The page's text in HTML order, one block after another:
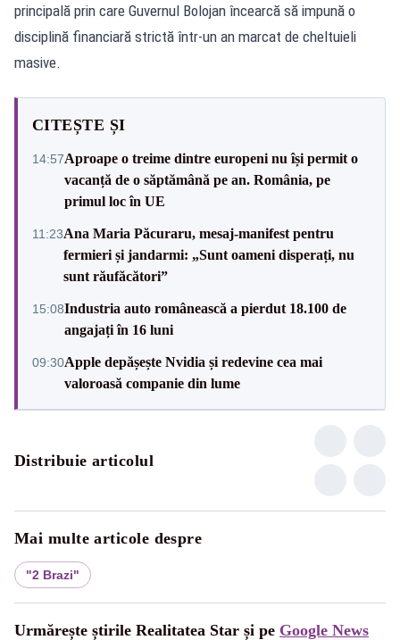
principală prin care Guvernul Bolojan încearcă să impună o
disciplină financiară strictă într-un an marcat de cheltuieli
masive.
CITEȘTE ȘI
14:57Aproape o treime dintre europeni nu își permit o
vacanță de o săptămână pe an. România, pe
primul loc în UE
11:23Ana Maria Păcuraru, mesaj-manifest pentru
fermieri și jandarmi: „Sunt oameni disperați, nu
sunt răufăcători”
15:08Industria auto românească a pierdut 18.100 de
angajați în 16 luni
09:30Apple depășește Nvidia și redevine cea mai
valoroasă companie din lume
Distribuie articolul
Mai multe articole despre
"2 Brazi"
Urmărește știrile Realitatea Star și pe Google News